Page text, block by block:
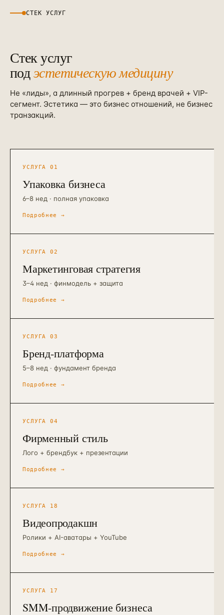
СТЕК УСЛУГ
Стек услуг
подэстетическую медицину
Не «лиды», а длинный прогрев + бренд врачей + VIP-
сегмент. Эстетика — это бизнес отношений, не бизнес
транзакций.
УСЛУГА01
Упаковка бизнеса
6–8 нед · полная упаковка
Подробнее →
УСЛУГА02
Маркетинговая стратегия
3–4 нед · финмодель + защита
Подробнее →
УСЛУГА03
Бренд-платформа
5–8 нед · фундамент бренда
Подробнее →
УСЛУГА04
Фирменный стиль
Лого + брендбук + презентации
Подробнее →
УСЛУГА 18
Видеопродакшн
Ролики + AI-аватары + YouTube
Подробнее →
УСЛУГА 17
SMM-продвижение бизнеса